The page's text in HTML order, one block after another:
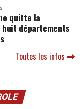
quitte la
départements
Toutes les infos